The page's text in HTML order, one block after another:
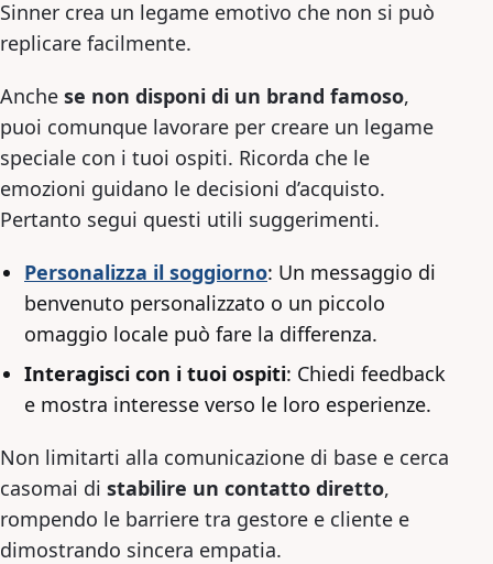
Sinner crea un legame emotivo che non si può
replicare facilmente.
Anche se non disponi di un brand famoso,
puoi comunque lavorare per creare un legame
speciale con i tuoi ospiti. Ricorda che le
emozioni guidano le decisioni d’acquisto.
Pertanto segui questi utili suggerimenti.
Personalizza il soggiorno: Un messaggio di
benvenuto personalizzato o un piccolo
omaggio locale può fare la differenza.
Interagisci con i tuoi ospiti: Chiedi feedback
e mostra interesse verso le loro esperienze.
Non limitarti alla comunicazione di base e cerca
casomai di stabilire un contatto diretto,
rompendo le barriere tra gestore e cliente e
dimostrando sincera empatia.